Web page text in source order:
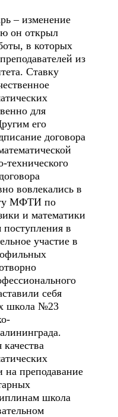
– изменение
он открыл
в которых
из
Ставку
для
его
договора
вовлекались в
МФТИ по
и математики
в
участие в
себя
школа №23
на преподавание
школа